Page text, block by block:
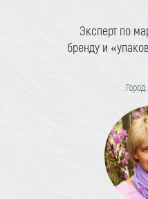
Эксперт по
бренду и
Город: